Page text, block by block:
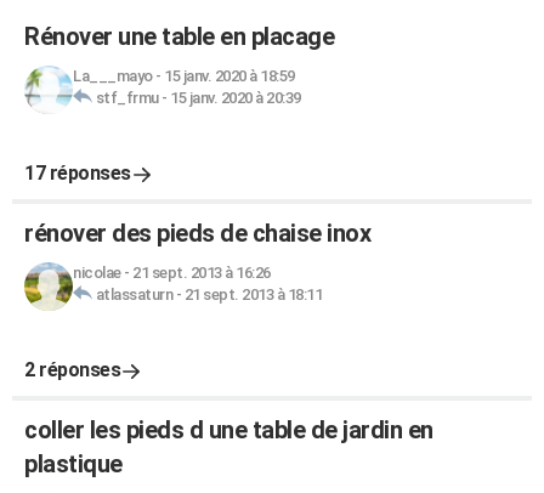
Rénover une table en placage
La___mayo- 15 janv. 2020 à 18:59
stf_frmu- 15 janv. 2020 à 20:39
17 réponses
rénover des pieds de chaise inox
nicolae- 21 sept. 2013 à 16:26
atlassaturn- 21 sept. 2013 à 18:11
2 réponses
coller les pieds d une table de jardin en
plastique